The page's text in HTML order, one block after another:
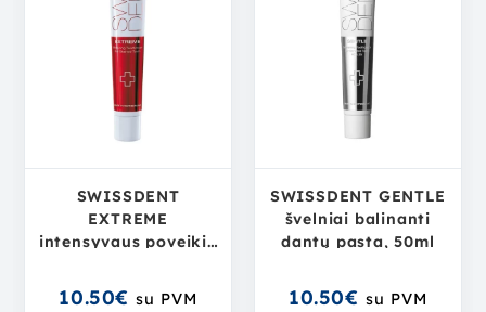
SWISSDENT
EXTREME
intensyvaus poveikio
pasta, 50ml
10.50€ su PVM
SWISSDENT GENTLE
švelniai balinanti
dantų pasta, 50ml
10.50€ su PVM